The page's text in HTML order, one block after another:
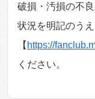
破損・汚損の不
状況を明記のう
【 https://
ください。